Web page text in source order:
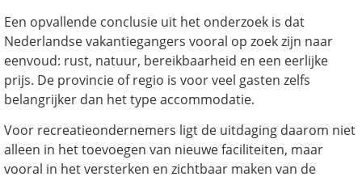
Een opvallende conclusie uit het onderzoek is dat
Nederlandse vakantiegangers vooral op zoek zijn naar
eenvoud: rust, natuur, bereikbaarheid en een eerlijke
prijs. De provincie of regio is voor veel gasten zelfs
belangrijker dan het type accommodatie.
Voor recreatieondernemers ligt de uitdaging daarom niet
alleen in het toevoegen van nieuwe faciliteiten, maar
vooral in het versterken en zichtbaar maken van de